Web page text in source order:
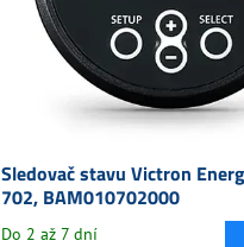
Sledovač stavu Victron
702, BAM010702000
Do 2 až 7 dní